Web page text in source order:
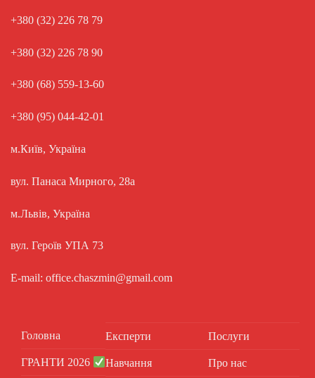
+380 (32) 226 78 79
+380 (32) 226 78 90
+380 (68) 559-13-60
+380 (95) 044-42-01
м.Київ, Україна
вул. Панаса Мирного, 28а
м.Львів, Україна
вул. Героїв УПА 73
E-mail: office.chaszmin@gmail.com
Головна
ГРАНТИ 2026
Експерти
Навчання
Послуги
Про нас